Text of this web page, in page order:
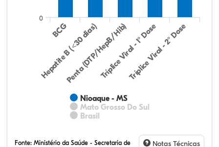
Nioaque - MS
Mato Grosso Do Sul
Brasil
BCG
Hepatite B (<30 dias)
Penta (DTP/HepB/Hib)Tríplice Viral - 1° Dose
Tríplice Viral - 2° Dose
0
Fonte: Ministério da Saúde - Secretaria de
Notas Técnicas